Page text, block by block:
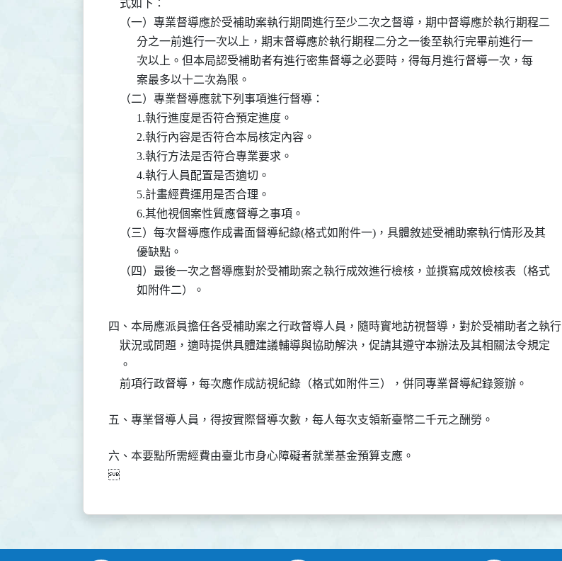
    式如下：
    （一）專業督導應於受補助案執行期間進行至少二次之督導，期中督導應於執行期程二
          分之一前進行一次以上，期末督導應於執行期程二分之一後至執行完畢前進行一
          次以上。但本局認受補助者有進行密集督導之必要時，得每月進行督導一次，每
          案最多以十二次為限。
    （二）專業督導應就下列事項進行督導：
          1.執行進度是否符合預定進度。
          2.執行內容是否符合本局核定內容。
          3.執行方法是否符合專業要求。
          4.執行人員配置是否適切。
          5.計畫經費運用是否合理。
          6.其他視個案性質應督導之事項。
    （三）每次督導應作成書面督導紀錄(格式如附件一)，具體敘述受補助案執行情形及其
          優缺點。
    （四）最後一次之督導應對於受補助案之執行成效進行檢核，並撰寫成效檢核表（格式
四、本局應派員擔任各受補助案之行政督導人員，隨時實地訪視督導，對於受補助者之執行
    狀況或問題，適時提供具體建議輔導與協助解決，促請其遵守本辦法及其相關法令規定
    。
六、本要點所需經費由臺北市身心障礙者就業基金預算支應。